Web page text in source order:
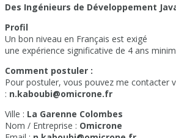
Des Ingénieurs de Développement
Profil
Un bon niveau en Français est exigé
une expérience significative de 4 ans
Comment postuler :
Pour postuler, vous pouvez me contacter
: n.kaboubi@omicrone.fr
Ville : La Garenne Colombes
Nom / Entreprise : Omicrone